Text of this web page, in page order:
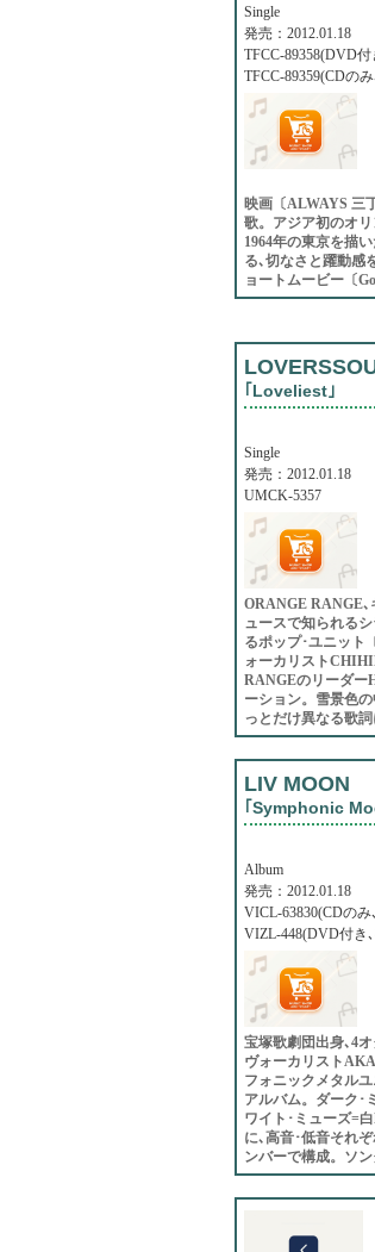
Single
発売：2012.01.18
TFCC-89358(DVD
TFCC-89359(CDの
映画〔ALWAYS 三
歌。アジア初のオ
1964年の東京を描
る､切なさと躍動感
ョートムービー〔
｢Loveliest｣
Single
発売：2012.01.18
UMCK-5357
ORANGE RANGE､
ュースで知られる
るポップ･ユニット
ォーカリスト
RANGEのリーダー
ーション。雪景色
っとだけ異なる歌
LIV MOON
｢Symphonic
Album
発売：2012.01.18
VICL-63830(CDの
VIZL-448(DVD付き
宝塚歌劇団出身､4
ヴォーカリスト
フォニックメタル
アルバム。ダーク･
ワイト･ミューズ=
に､高音･低音それ
ンバーで構成。ソ